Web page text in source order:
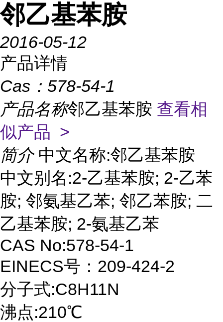
邻乙基苯胺
2016-05-12
产品详情
Cas： 578-54-1
产品名称邻乙基苯胺 查看相
似产品 >
简介 中文名称:邻乙基苯胺
中文别名:2-乙基苯胺; 2-乙苯
胺; 邻氨基乙苯; 邻乙苯胺; 二
乙基苯胺; 2-氨基乙苯
CAS No:578-54-1
EINECS号：209-424-2
分子式:C8H11N
沸点:210℃